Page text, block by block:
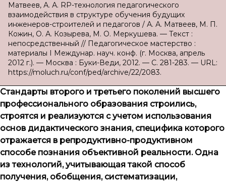
Матвеев, А. А. RP-технология педагогического
взаимодействия в структуре обучения будущих
инженеров-строителей и педагогов / А. А. Матвеев, М. П.
Кожин, О. А. Козырева, М. О. Меркушева. — Текст :
непосредственный // Педагогическое мастерство :
материалы I Междунар. науч. конф. (г. Москва, апрель
2012 г.). — Москва : Буки-Веди, 2012. — С. 281-283. — URL:
https://moluch.ru/conf/ped/archive/22/2083.
Стандарты второго и третьего поколений высшего
профессионального образования строились,
строятся и реализуются с учетом использования
основ дидактического знания, специфика которого
отражается в репродуктивно-продуктивном
способе познания объективной реальности. Одна
из технологий, учитывающая такой способ
получения, обобщения, систематизации,